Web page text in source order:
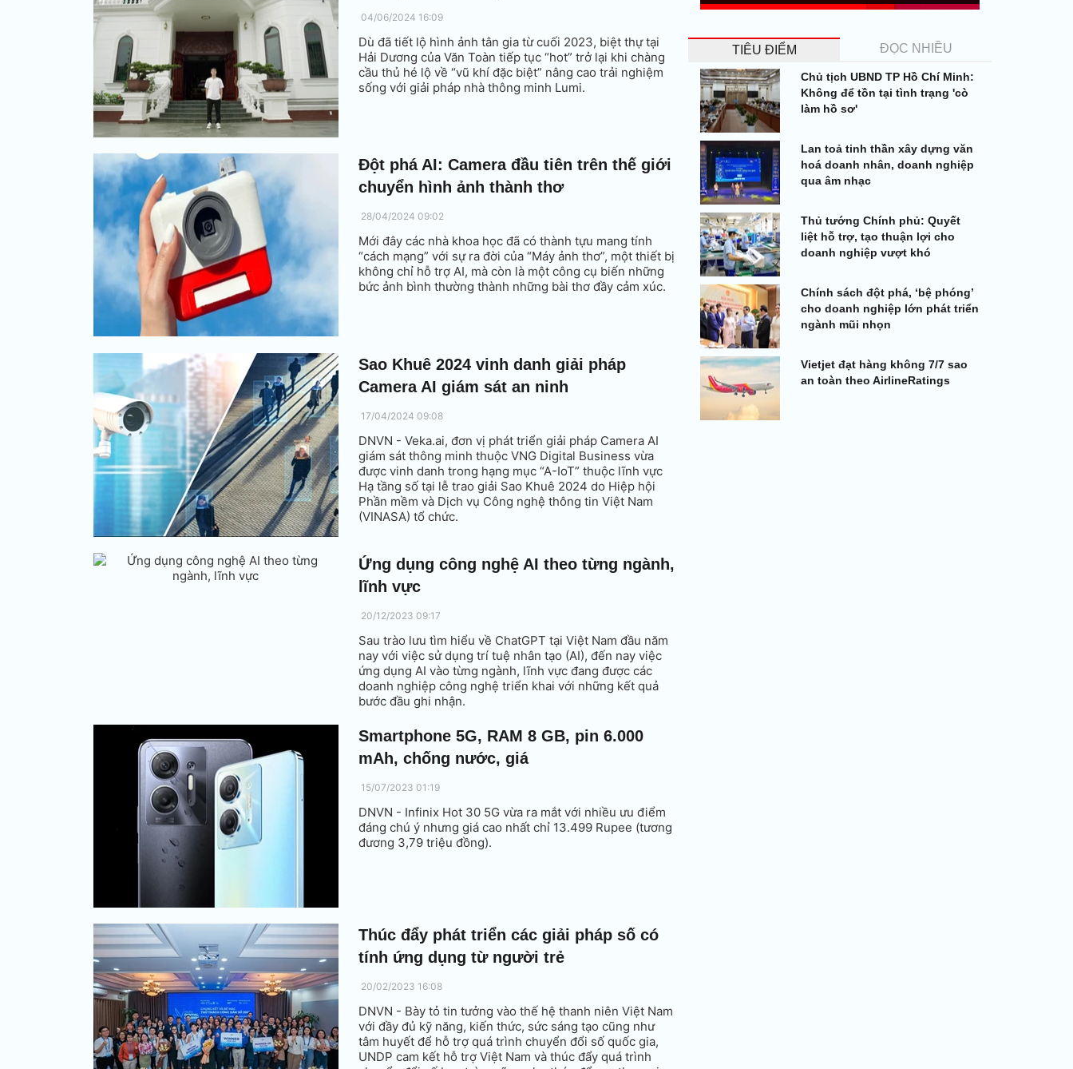
04/06/2024 16:09
Dù đã tiết lộ hình ảnh tân gia từ cuối 2023, biệt thự tại
Hải Dương của Văn Toàn tiếp tục “hot” trở lại khi chàng
cầu thủ hé lộ về “vũ khí đặc biệt” nâng cao trải nghiệm
sống với giải pháp nhà thông minh Lumi.
Đột phá AI: Camera đầu tiên trên thế giới
chuyển hình ảnh thành thơ
28/04/2024 09:02
Mới đây các nhà khoa học đã có thành tựu mang tính
“cách mạng” với sự ra đời của “Máy ảnh thơ”, một thiết bị
không chỉ hỗ trợ AI, mà còn là một công cụ biến những
bức ảnh bình thường thành những bài thơ đầy cảm xúc.
Sao Khuê 2024 vinh danh giải pháp
Camera AI giám sát an ninh
17/04/2024 09:08
DNVN - Veka.ai, đơn vị phát triển giải pháp Camera AI
giám sát thông minh thuộc VNG Digital Business vừa
được vinh danh trong hạng mục “A-IoT” thuộc lĩnh vực
Hạ tầng số tại lễ trao giải Sao Khuê 2024 do Hiệp hội
Phần mềm và Dịch vụ Công nghệ thông tin Việt Nam
(VINASA) tổ chức.
Ứng dụng công nghệ AI theo từng ngành,
lĩnh vực
20/12/2023 09:17
Sau trào lưu tìm hiểu về ChatGPT tại Việt Nam đầu năm
nay với việc sử dụng trí tuệ nhân tạo (AI), đến nay việc
ứng dụng AI vào từng ngành, lĩnh vực đang được các
doanh nghiệp công nghệ triển khai với những kết quả
bước đầu ghi nhận.
Smartphone 5G, RAM 8 GB, pin 6.000
mAh, chống nước, giá
15/07/2023 01:19
DNVN - Infinix Hot 30 5G vừa ra mắt với nhiều ưu điểm
đáng chú ý nhưng giá cao nhất chỉ 13.499 Rupee (tương
đương 3,79 triệu đồng).
Thúc đẩy phát triển các giải pháp số có
tính ứng dụng từ người trẻ
20/02/2023 16:08
DNVN - Bày tỏ tin tưởng vào thế hệ thanh niên Việt Nam
với đầy đủ kỹ năng, kiến thức, sức sáng tạo cũng như
tâm huyết để hỗ trợ quá trình chuyển đổi số quốc gia,
UNDP cam kết hỗ trợ Việt Nam và thúc đẩy quá trình
TIÊU ĐIỂM ĐỌC NHIỀU
Chủ tịch UBND TP Hồ Chí Minh:
Không để tồn tại tình trạng 'cò
làm hồ sơ'
Lan toả tinh thần xây dựng văn
hoá doanh nhân, doanh nghiệp
qua âm nhạc
Thủ tướng Chính phủ: Quyết
liệt hỗ trợ, tạo thuận lợi cho
doanh nghiệp vượt khó
Chính sách đột phá, ‘bệ phóng’
cho doanh nghiệp lớn phát triển
ngành mũi nhọn
Vietjet đạt hàng không 7/7 sao
an toàn theo AirlineRatings